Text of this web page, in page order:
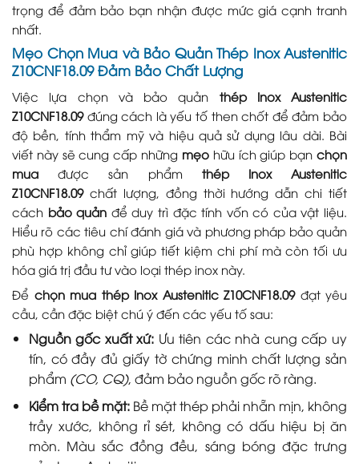
trọng để đảm bảo bạn nhận được mức giá cạnh tranh
nhất.
Mẹo Chọn Mua và Bảo Quản Thép Inox Austenitic
Z10CNF18.09 Đảm Bảo Chất Lượng
Việc lựa chọn và bảo quản thép Inox Austenitic
Z10CNF18.09đúng cách là yếu tố then chốt để đảm bảo
độ bền, tính thẩm mỹ và hiệu quả sử dụng lâu dài. Bài
viết này sẽ cung cấp những mẹohữu ích giúp bạnchọn
mua được sản phẩm thép Inox Austenitic
Z10CNF18.09chất lượng, đồng thời hướng dẫn chi tiết
cách bảo quản để duy trì đặc tính vốn có của vật liệu.
Hiểu rõ các tiêu chí đánh giá và phương pháp bảo quản
phù hợp không chỉ giúp tiết kiệm chi phí mà còn tối ưu
hóa giá trị đầu tư vào loại thép inox này.
Để chọn mua thép Inox Austenitic Z10CNF18.09đạt yêu
cầu, cần đặc biệt chú ý đến các yếu tố sau:
Nguồn gốc xuất xứ: Ưu tiên các nhà cung cấp uy
tín, có đầy đủ giấy tờ chứng minh chất lượng sản
phẩm (CO, CQ), đảm bảo nguồn gốc rõ ràng.
Kiểm tra bề mặt:Bề mặt thép phải nhẵn mịn, không
trầy xước, không rỉ sét, không có dấu hiệu bị ăn
mòn. Màu sắc đồng đều, sáng bóng đặc trưng